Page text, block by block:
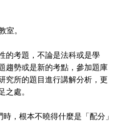
室。
的考題，不論是法科或是學
趨勢或是新的考點，參加題庫
究所的題目進行講解分析，更
之處。
，根本不曉得什麼是「配分」